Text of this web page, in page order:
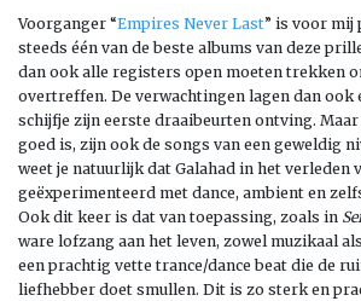
Voorganger “Empires Never Last” is voor mij
steeds één van de beste albums van deze
dan ook alle registers open moeten trekken
overtreffen. De verwachtingen lagen dan ook
schijfje zijn eerste draaibeurten ontving.
goed is, zijn ook de songs van een geweldig
weet je natuurlijk dat Galahad in het verleden
geëxperimenteerd met dance, ambient en
Ook dit keer is dat van toepassing, zoals in
ware lofzang aan het leven, zowel muzikaal
een prachtig vette trance/dance beat die de
liefhebber doet smullen. Dit is zo sterk en